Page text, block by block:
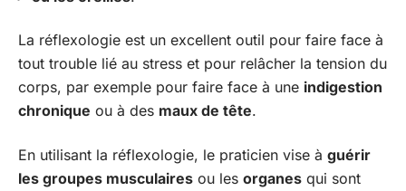
La réflexologie est un excellent outil pour faire face à
tout trouble lié au stress et pour relâcher la tension du
corps, par exemple pour faire face à une indigestion
chronique ou à des maux de tête.
En utilisant la réflexologie, le praticien vise à guérir
les groupes musculaires ou les organes qui sont